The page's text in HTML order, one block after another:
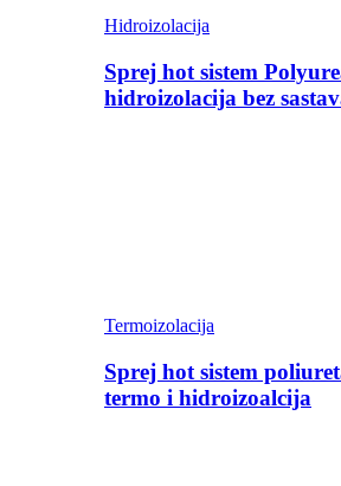
Hidroizolacija
Sprej hot sistem
hidroizolacija bez
Termoizolacija
Sprej hot sistem
termo i hidroizoalcija